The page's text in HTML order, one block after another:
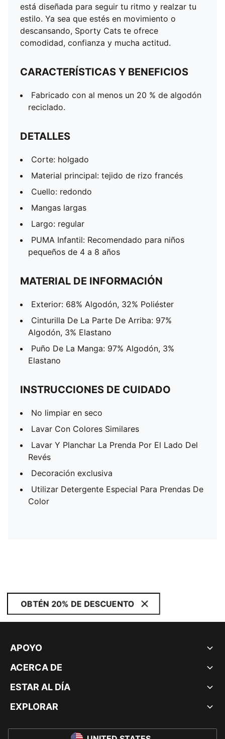
está diseñada para seguir tu ritmo y realzar tu
estilo. Ya sea que estés en movimiento o
descansando, Sporty Cats te ofrece
comodidad, confianza y mucha actitud.
CARACTERÍSTICAS Y BENEFICIOS
Fabricado con al menos un 20 % de algodón
reciclado.
DETALLES
Corte: holgado
Material principal: tejido de rizo francés
Cuello: redondo
Mangas largas
Largo: regular
PUMA Infantil: Recomendado para niños
pequeños de 4 a 8 años
MATERIAL DE INFORMACIÓN
Exterior: 68% Algodón, 32% Poliéster
Cinturilla De La Parte De Arriba: 97%
Algodón, 3% Elastano
Puño De La Manga: 97% Algodón, 3%
Elastano
INSTRUCCIONES DE CUIDADO
No limpiar en seco
Lavar Con Colores Similares
Lavar Y Planchar La Prenda Por El Lado Del
Revés
Decoración exclusiva
Utilizar Detergente Especial Para Prendas De
Color
OBTÉN 20% DE DESCUENTO
APOYO
ACERCA DE
ESTAR AL DÍA
EXPLORAR